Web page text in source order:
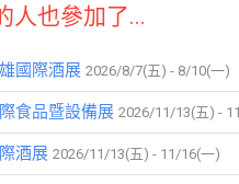
人也參加了...
國際酒展 2026/8/7(五) - 8/10(一)
食品暨設備展 2026/11/13(五) -
酒展 2026/11/13(五) - 11/16(一)